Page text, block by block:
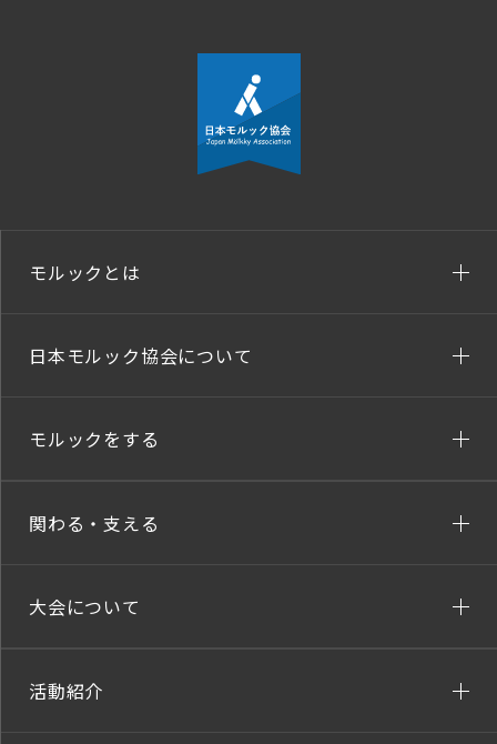
モルックとは
日本モルック協会について
モルックをする
関わる・支える
大会について
活動紹介